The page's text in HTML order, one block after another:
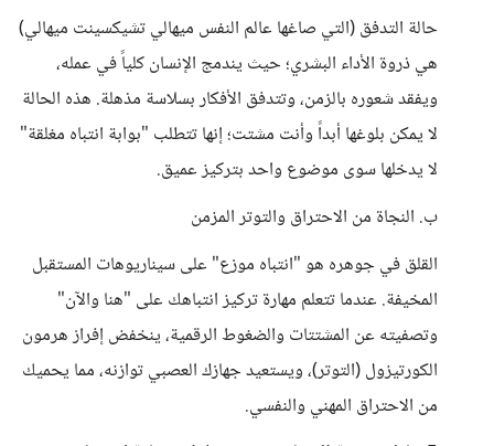
حالة التدفق (التي صاغها عالم النفس ميهالي تشيكسينت ميهالي)
هي ذروة الأداء البشري؛ حيث يندمج الإنسان كلياً في عمله،
ويفقد شعوره بالزمن، وتتدفق الأفكار بسلاسة مذهلة. هذه الحالة
لا يمكن بلوغها أبداً وأنت مشتت؛ إنها تتطلب "بوابة انتباه مغلقة"
لا يدخلها سوى موضوع واحد بتركيز عميق.
ب. النجاة من الاحتراق والتوتر المزمن
القلق في جوهره هو "انتباه موزع" على سيناريوهات المستقبل
المخيفة. عندما تتعلم مهارة تركيز انتباهك على "هنا والآن"
وتصفيته عن المشتتات والضغوط الرقمية، ينخفض إفراز هرمون
الكورتيزول (التوتر)، ويستعيد جهازك العصبي توازنه، مما يحميك
من الاحتراق المهني والنفسي.